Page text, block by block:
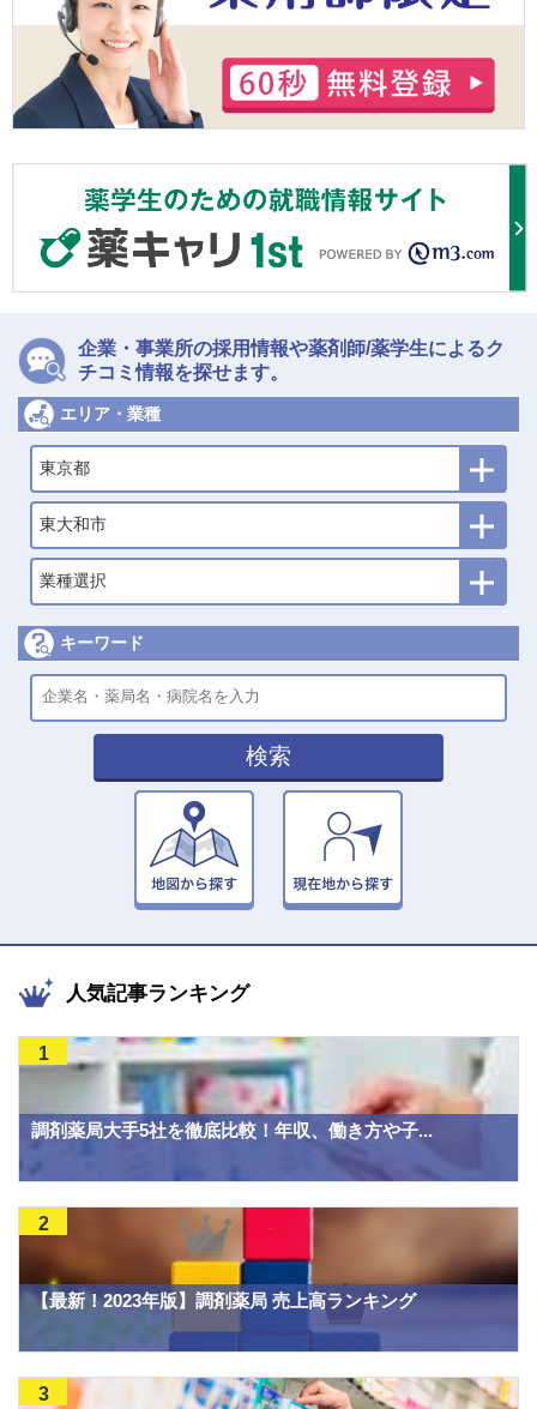
企業・事業所の採用情報や薬剤師/薬学生によるク
チコミ情報を探せます。
エリア・業種
東京都
東大和市
業種選択
キーワード
検索
人気記事ランキング
調剤薬局大手5社を徹底比較！年収、働き方や子...
1
【最新！2023年版】調剤薬局 売上高ランキング
2
3